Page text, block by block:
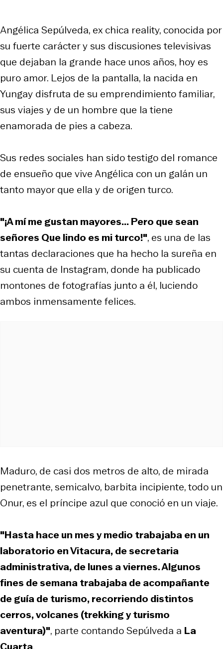
Angélica Sepúlveda, ex chica reality, conocida por
su fuerte carácter y sus discusiones televisivas
que dejaban la grande hace unos años, hoy es
puro amor. Lejos de la pantalla, la nacida en
Yungay disfruta de su emprendimiento familiar,
sus viajes y de un hombre que la tiene
enamorada de pies a cabeza.
Sus redes sociales han sido testigo del romance
de ensueño que vive Angélica con un galán un
tanto mayor que ella y de origen turco.
"¡A mí me gustan mayores... Pero que sean
señores Que lindo es mi turco!", es una de las
tantas declaraciones que ha hecho la sureña en
su cuenta de Instagram, donde ha publicado
montones de fotografías junto a él, luciendo
ambos inmensamente felices.
Maduro, de casi dos metros de alto, de mirada
penetrante, semicalvo, barbita incipiente, todo un
Onur, es el príncipe azul que conoció en un viaje.
"Hasta hace un mes y medio trabajaba en un
laboratorio en Vitacura, de secretaria
administrativa, de lunes a viernes. Algunos
fines de semana trabajaba de acompañante
de guía de turismo, recorriendo distintos
cerros, volcanes (trekking y turismo
aventura)", parte contando Sepúlveda a La